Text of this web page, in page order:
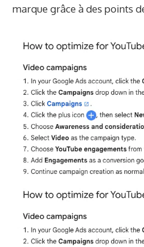
marque grâce à des points